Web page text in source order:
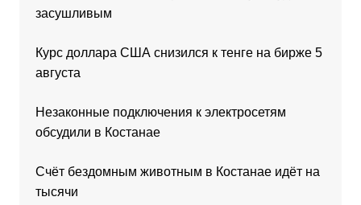
засушливым
Курс доллара США снизился к тенге на бирже 5
августа
Незаконные подключения к электросетям
обсудили в Костанае
Счёт бездомным животным в Костанае идёт на
тысячи